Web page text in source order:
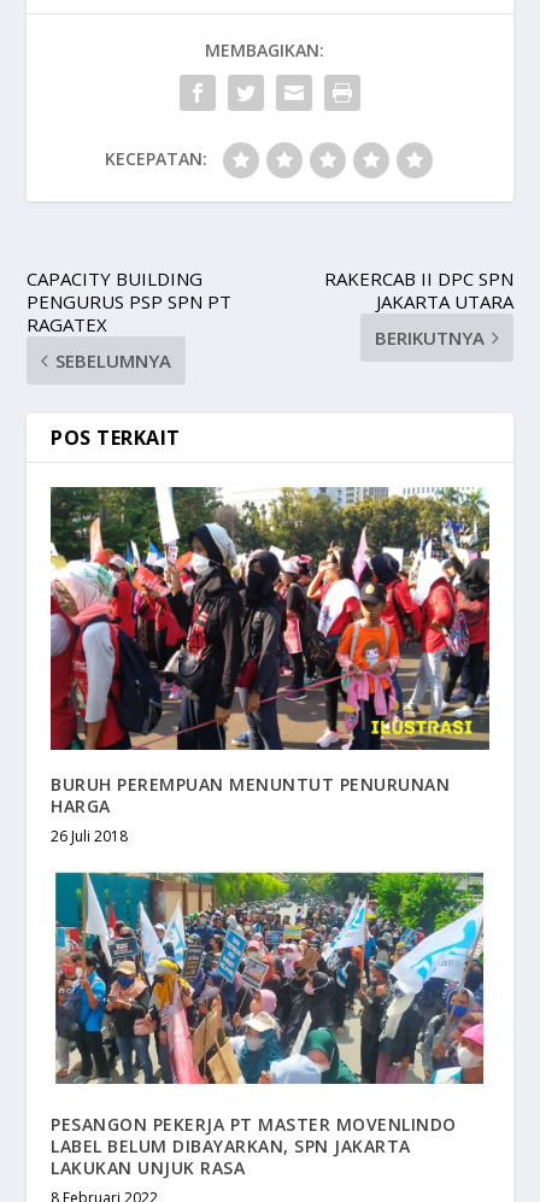
MEMBAGIKAN:
KECEPATAN:
CAPACITY BUILDING
PENGURUS PSP SPN PT
RAGATEX
SEBELUMNYA
RAKERCAB II DPC SPN
JAKARTA UTARA
BERIKUTNYA
POS TERKAIT
BURUH PEREMPUAN MENUNTUT PENURUNAN
HARGA
26 Juli 2018
PESANGON PEKERJA PT MASTER MOVENLINDO
LABEL BELUM DIBAYARKAN, SPN JAKARTA
LAKUKAN UNJUK RASA
8 Februari 2022